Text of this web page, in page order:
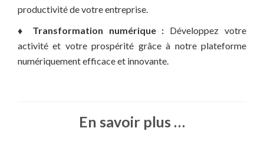
productivité de votre entreprise.
♦ Transformation numérique : Développez votre
activité et votre prospérité grâce à notre plateforme
numériquement efficace et innovante.
En savoir plus …